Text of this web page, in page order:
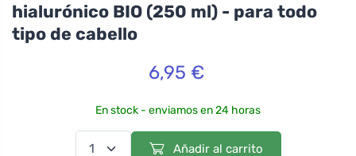
hialurónico BIO (250 ml) - para todo
tipo de cabello
6,95 €
En stock - enviamos en 24 horas
Añadir al carrito